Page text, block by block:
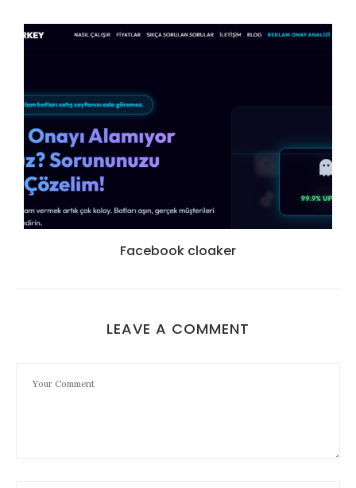
Facebook cloaker
LEAVE A COMMENT